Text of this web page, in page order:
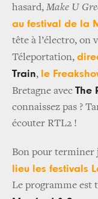
hasard, Make U
au festival de la
tête à l’électro, on
Téleportation,
Train, le
Bretagne avec The
connaissez pas ?
écouter RTL2 !
Bon pour
lieu les festivals
Le programme est